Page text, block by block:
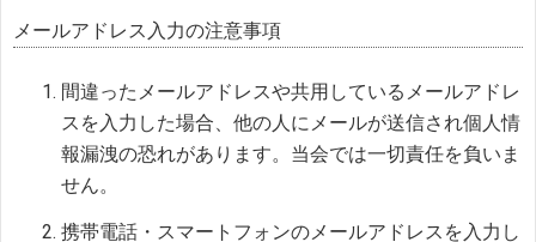
メールアドレス入力の注意事項
間違ったメールアドレスや共用しているメールアドレ
スを入力した場合、他の人にメールが送信され個人情
報漏洩の恐れがあります。当会では一切責任を負いま
せん。
携帯電話・スマートフォンのメールアドレスを入力し